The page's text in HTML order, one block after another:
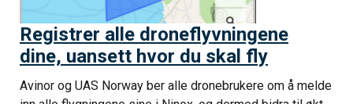
Registrer alle droneflyvningene
dine, uansett hvor du skal fly
Avinor og UAS Norway ber alle dronebrukere om å melde